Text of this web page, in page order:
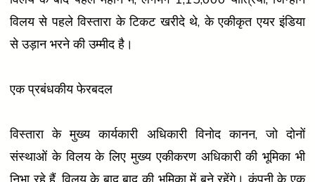
विलय से पहले विस्तारा के टिकट खरीदे थे, के एकीकृत एयर इंडिया
से उड़ान भरने की उम्मीद है।
एक प्रबंधकीय फेरबदल
विस्तारा के मुख्य कार्यकारी अधिकारी विनोद कानन, जो दोनों
संस्थाओं के विलय के लिए मुख्य एकीकरण अधिकारी की भूमिका भी